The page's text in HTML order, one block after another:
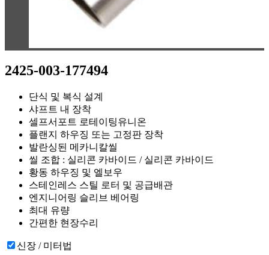
2425-003-177494
단식 및 복식 설계
샤프트 내 장착
셀프서포트 로테이팅유니온
플랜지 하우징 또는 고정판 장착
발란싱된 메카니칼씰
씰 조합 : 실리콘 카바이드 / 실리콘 카바이드
황동 하우징 및 엘보우
스테인레스 스틸 로터 및 공급배관
엔지니어링 슬리브 베어링
최대 유량
간편한 현장수리
신장 / 미터법